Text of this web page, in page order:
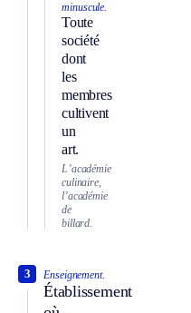
minuscule.
Toute
société
dont
les
membres
cultivent
un
art.
L’académie
culinaire,
l’académie
de
billard.
Enseignement.
Établissement
3